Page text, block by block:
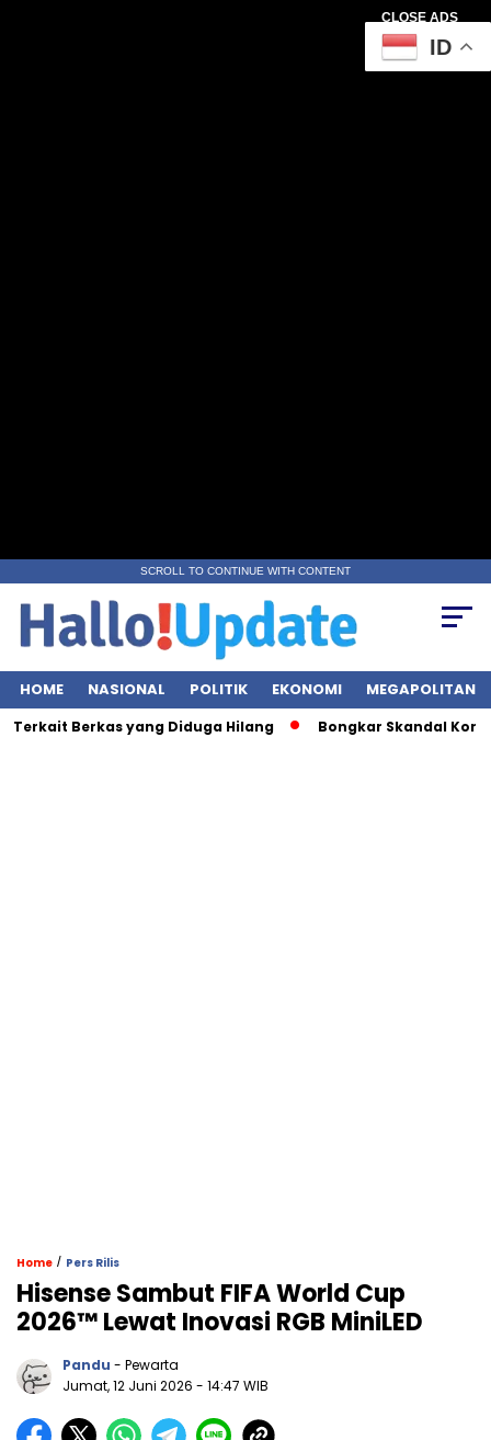
CLOSE ADS
SCROLL TO CONTINUE WITH CONTENT
HOME NASIONAL POLITIK EKONOMI MEGAPOLITAN
Berkas yang Diduga Hilang Bongkar Skandal Korupsi BRI,
Home / Pers Rilis
Hisense Sambut FIFA World Cup
2026™ Lewat Inovasi RGB MiniLED
Pandu - Pewarta
Jumat, 12 Juni 2026 - 14:47 WIB
ID